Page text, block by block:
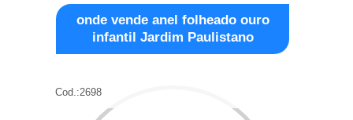
onde vende anel folheado ouro
infantil Jardim Paulistano
Cod.:2698